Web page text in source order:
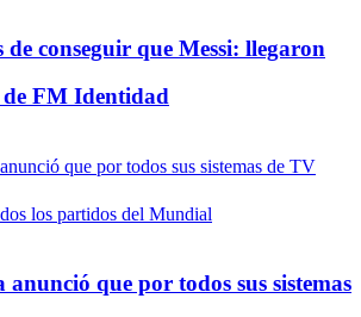
de conseguir que Messi: llegaron
FM Identidad
anunció que por todos sus sistemas